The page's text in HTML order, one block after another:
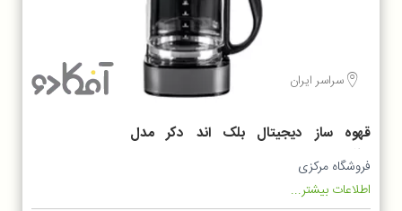
سراسر ایران
قهوه ساز دیجیتال بلک اند دکر مدل
sscm125
فروشگاه مرکزی
اطلاعات بیشتر...